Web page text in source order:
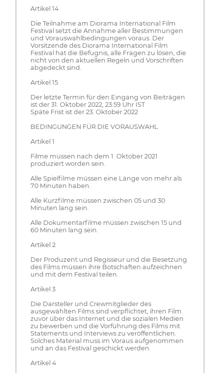
Artikel 14
Die Teilnahme am Diorama International Film
Festival setzt die Annahme aller Bestimmungen
und Vorauswahlbedingungen voraus. Der
Vorsitzende des Diorama International Film
Festival hat die Befugnis, alle Fragen zu lösen, die
nicht von den aktuellen Regeln und Vorschriften
abgedeckt sind.
Artikel 15
Der letzte Termin für den Eingang von Beiträgen
ist der 31. Oktober 2022, 23:59 Uhr IST
Späte Frist ist der 23. Oktober 2022
BEDINGUNGEN FÜR DIE VORAUSWAHL
Artikel 1
Filme müssen nach dem 1. Oktober 2021
produziert worden sein.
Alle Spielfilme müssen eine Länge von mehr als
70 Minuten haben.
Alle Kurzfilme müssen zwischen 05 und 30
Minuten lang sein.
Alle Dokumentarfilme müssen zwischen 15 und
60 Minuten lang sein.
Artikel 2
Der Produzent und Regisseur und die Besetzung
des Films müssen ihre Botschaften aufzeichnen
und mit dem Festival teilen.
Artikel 3
Die Darsteller und Crewmitglieder des
ausgewählten Films sind verpflichtet, ihren Film
zuvor über das Internet und die sozialen Medien
zu bewerben und die Vorführung des Films mit
Statements und Interviews zu veröffentlichen.
Solches Material muss im Voraus aufgenommen
und an das Festival geschickt werden.
Artikel 4